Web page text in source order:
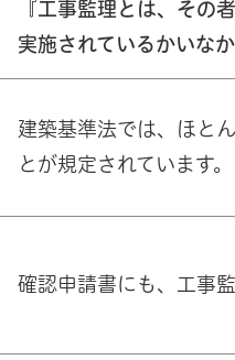
『工事監理とは、その
実施されているかいな
建築基準法では、ほと
とが規定されています。
確認申請書にも、工事